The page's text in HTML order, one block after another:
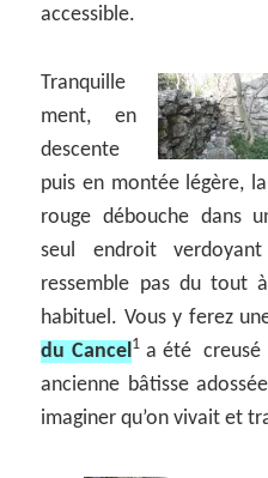
accessible.
Tranquille
ment, en
descente
puis en montée légère,
rouge débouche dans
seul endroit
ressemble pas du tout
habituel. Vous y ferez
du Cancel1a été creusé
ancienne bâtisse
imaginer qu’on vivait et